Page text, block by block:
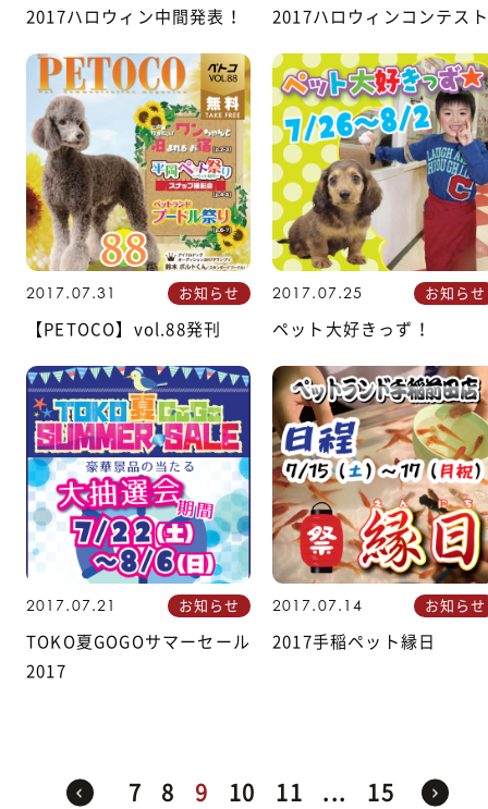
2017ハロウィン中間発表！ 2017ハロウィンコンテスト
お知らせ
2017.07.31
【PETOCO】vol.88発刊
お知らせ
2017.07.25
ペット大好きっず！
お知らせ
2017.07.21
TOKO夏GOGOサマーセール
2017
お知らせ
2017.07.14
2017手稲ペット縁日
7 8 9 10 11 ... 15